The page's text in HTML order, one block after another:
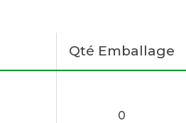
Qté Emballage
0